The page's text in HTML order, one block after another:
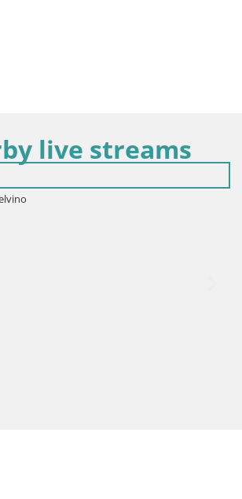
live streams